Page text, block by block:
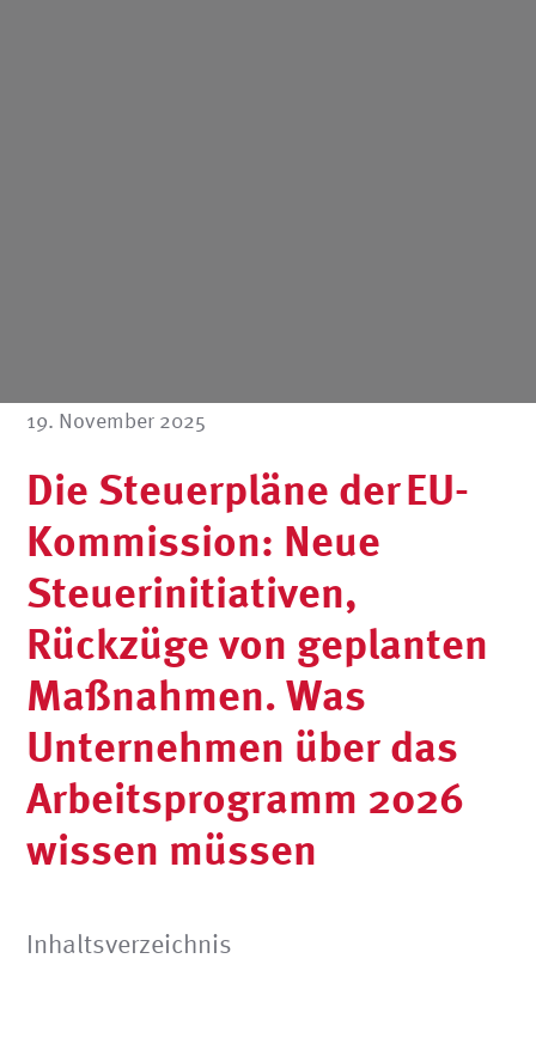
19. November 2025
Die Steuerpläne der EU-
Kommission: Neue
Steuerinitiativen,
Rückzüge von geplanten
Maßnahmen. Was
Unternehmen über das
Arbeitsprogramm 2026
wissen müssen
Inhaltsverzeichnis